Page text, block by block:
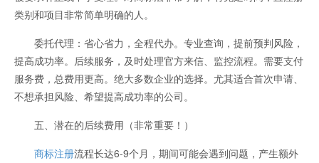
类别和项目非常简单明确的人。
委托代理：省心省力，全程代办。专业查询，提前预判风险，
提高成功率。后续服务，及时处理官方来信、监控流程。需要支付
服务费，总费用更高。绝大多数企业的选择。尤其适合首次申请、
不想承担风险、希望提高成功率的公司。
五、潜在的后续费用（非常重要！）
商标注册流程长达6-9个月，期间可能会遇到问题，产生额外